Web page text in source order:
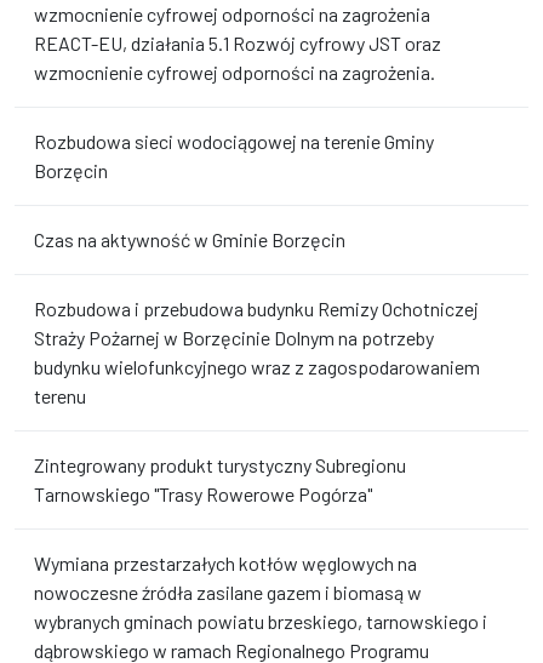
wzmocnienie cyfrowej odporności na zagrożenia
REACT-EU, działania 5.1 Rozwój cyfrowy JST oraz
wzmocnienie cyfrowej odporności na zagrożenia.
Rozbudowa sieci wodociągowej na terenie Gminy
Borzęcin
Czas na aktywność w Gminie Borzęcin
Rozbudowa i przebudowa budynku Remizy Ochotniczej
Straży Pożarnej w Borzęcinie Dolnym na potrzeby
budynku wielofunkcyjnego wraz z zagospodarowaniem
terenu
Zintegrowany produkt turystyczny Subregionu
Tarnowskiego "Trasy Rowerowe Pogórza"
Wymiana przestarzałych kotłów węglowych na
nowoczesne źródła zasilane gazem i biomasą w
wybranych gminach powiatu brzeskiego, tarnowskiego i
dąbrowskiego w ramach Regionalnego Programu